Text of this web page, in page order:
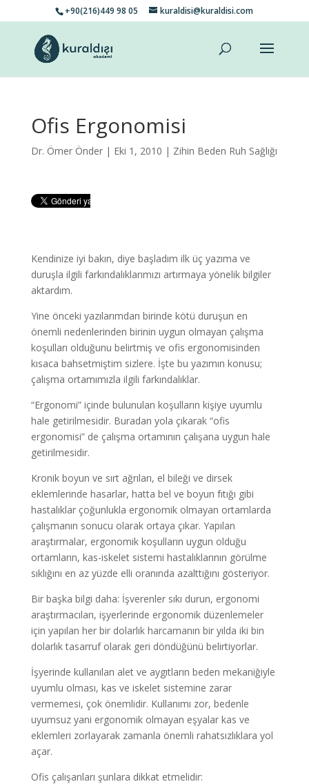
+90(216)449 98 05 kuraldisi@kuraldisi.com
Ofis Ergonomisi
Dr. Ömer Önder| Eki 1, 2010 | Zihin Beden Ruh Sağlığı
Kendinize iyi bakın, diye başladım ilk üç yazıma ve
duruşla ilgili farkındalıklarımızı artırmaya yönelik bilgiler
aktardım.
Yine önceki yazılarımdan birinde kötü duruşun en
önemli nedenlerinden birinin uygun olmayan çalışma
koşulları olduğunu belirtmiş ve ofis ergonomisinden
kısaca bahsetmiştim sizlere. İşte bu yazımın konusu;
çalışma ortamımızla ilgili farkındalıklar.
“Ergonomi” içinde bulunulan koşulların kişiye uyumlu
hale getirilmesidir. Buradan yola çıkarak “ofis
ergonomisi” de çalışma ortamının çalışana uygun hale
getirilmesidir.
Kronik boyun ve sırt ağrıları, el bileği ve dirsek
eklemlerinde hasarlar, hatta bel ve boyun fıtığı gibi
hastalıklar çoğunlukla ergonomik olmayan ortamlarda
çalışmanın sonucu olarak ortaya çıkar. Yapılan
araştırmalar, ergonomik koşulların uygun olduğu
ortamların, kas-iskelet sistemi hastalıklarının görülme
sıklığını en az yüzde elli oranında azalttığını gösteriyor.
Bir başka bilgi daha: İşverenler sıkı durun, ergonomi
araştırmacıları, işyerlerinde ergonomik düzenlemeler
için yapılan her bir dolarlık harcamanın bir yılda iki bin
dolarlık tasarruf olarak geri döndüğünü belirtiyorlar.
İşyerinde kullanılan alet ve aygıtların beden mekaniğiyle
uyumlu olması, kas ve iskelet sistemine zarar
vermemesi, çok önemlidir. Kullanımı zor, bedenle
uyumsuz yani ergonomik olmayan eşyalar kas ve
eklemleri zorlayarak zamanla önemli rahatsızlıklara yol
açar.
Ofis çalışanları şunlara dikkat etmelidir: